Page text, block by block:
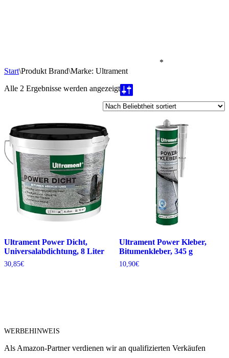
*
Start\Produkt Brand\Marke: Ultrament
Alle 2 Ergebnisse werden angezeigtNach
Beliebtheit
sortiert
Ultrament Power Dicht,
Universalabdichtung, 8 Liter
30,85€
Ultrament Power Kleber,
Bitumenkleber, 345 g
10,90€
WERBEHINWEIS
Als Amazon-Partner verdienen wir an qualifizierten Verkäufen